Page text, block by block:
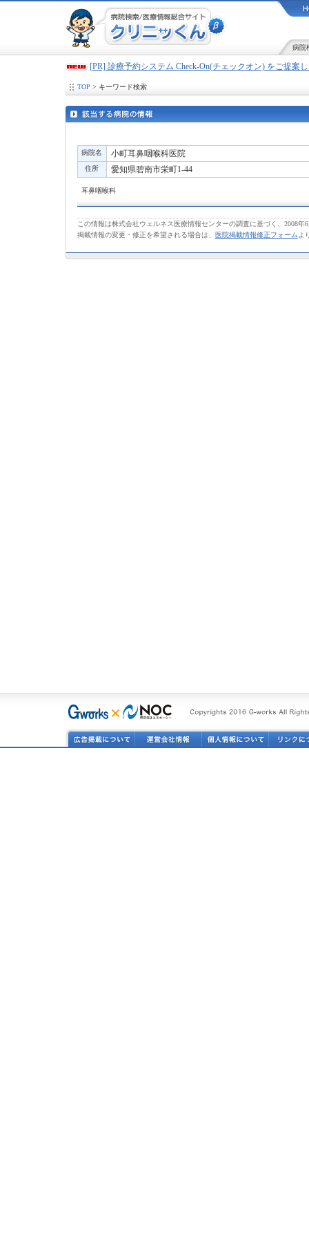
病院
[PR] 診療予約システム Check-On(チェックオン) をご提案
TOP > キーワード検索
病院名 小町耳鼻咽喉科医院
住所 愛知県碧南市栄町1-44
耳鼻咽喉科
この情報は株式会社ウェルネス医療情報センターの調査に基づく、2008年
掲載情報の変更・修正を希望される場合は、
医院掲載情報修正フォーム よ